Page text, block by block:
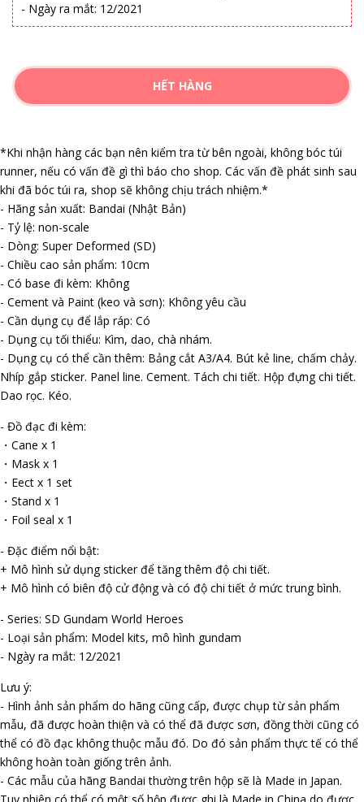
- Ngày ra mắt: 12/2021
HẾT HÀNG
*Khi nhận hàng các bạn nên kiểm tra từ bên ngoài, không bóc túi
runner, nếu có vấn đề gì thì báo cho shop. Các vấn đề phát sinh sau
khi đã bóc túi ra, shop sẽ không chịu trách nhiệm.*
- Hãng sản xuất: Bandai (Nhật Bản)
- Tỷ lệ: non-scale
- Dòng: Super Deformed (SD)
- Chiều cao sản phẩm: 10cm
- Có base đi kèm: Không
- Cement và Paint (keo và sơn): Không yêu cầu
- Cần dụng cụ để lắp ráp: Có
- Dụng cụ tối thiểu: Kìm, dao, chà nhám.
- Dụng cụ có thể cần thêm: Bảng cắt A3/A4. Bút kẻ line, chấm chảy.
Nhíp gắp sticker. Panel line. Cement. Tách chi tiết. Hộp đựng chi tiết.
Dao rọc. Kéo.
- Đồ đạc đi kèm:
・Cane x 1
・Mask x 1
・Effect x 1 set
・Stand x 1
・Foil seal x 1
- Đặc điểm nổi bật:
+ Mô hình sử dụng sticker để tăng thêm độ chi tiết.
+ Mô hình có biên độ cử động và có độ chi tiết ở mức trung bình.
- Series: SD Gundam World Heroes
- Loại sản phẩm: Model kits, mô hình gundam
- Ngày ra mắt: 12/2021
Lưu ý:
- Hình ảnh sản phẩm do hãng cũng cấp, được chụp từ sản phẩm
mẫu, đã được hoàn thiện và có thể đã được sơn, đồng thời cũng có
thể có đồ đạc không thuộc mẫu đó. Do đó sản phẩm thực tế có thể
không hoàn toàn giống trên ảnh.
- Các mẫu của hãng Bandai thường trên hộp sẽ là Made in Japan.